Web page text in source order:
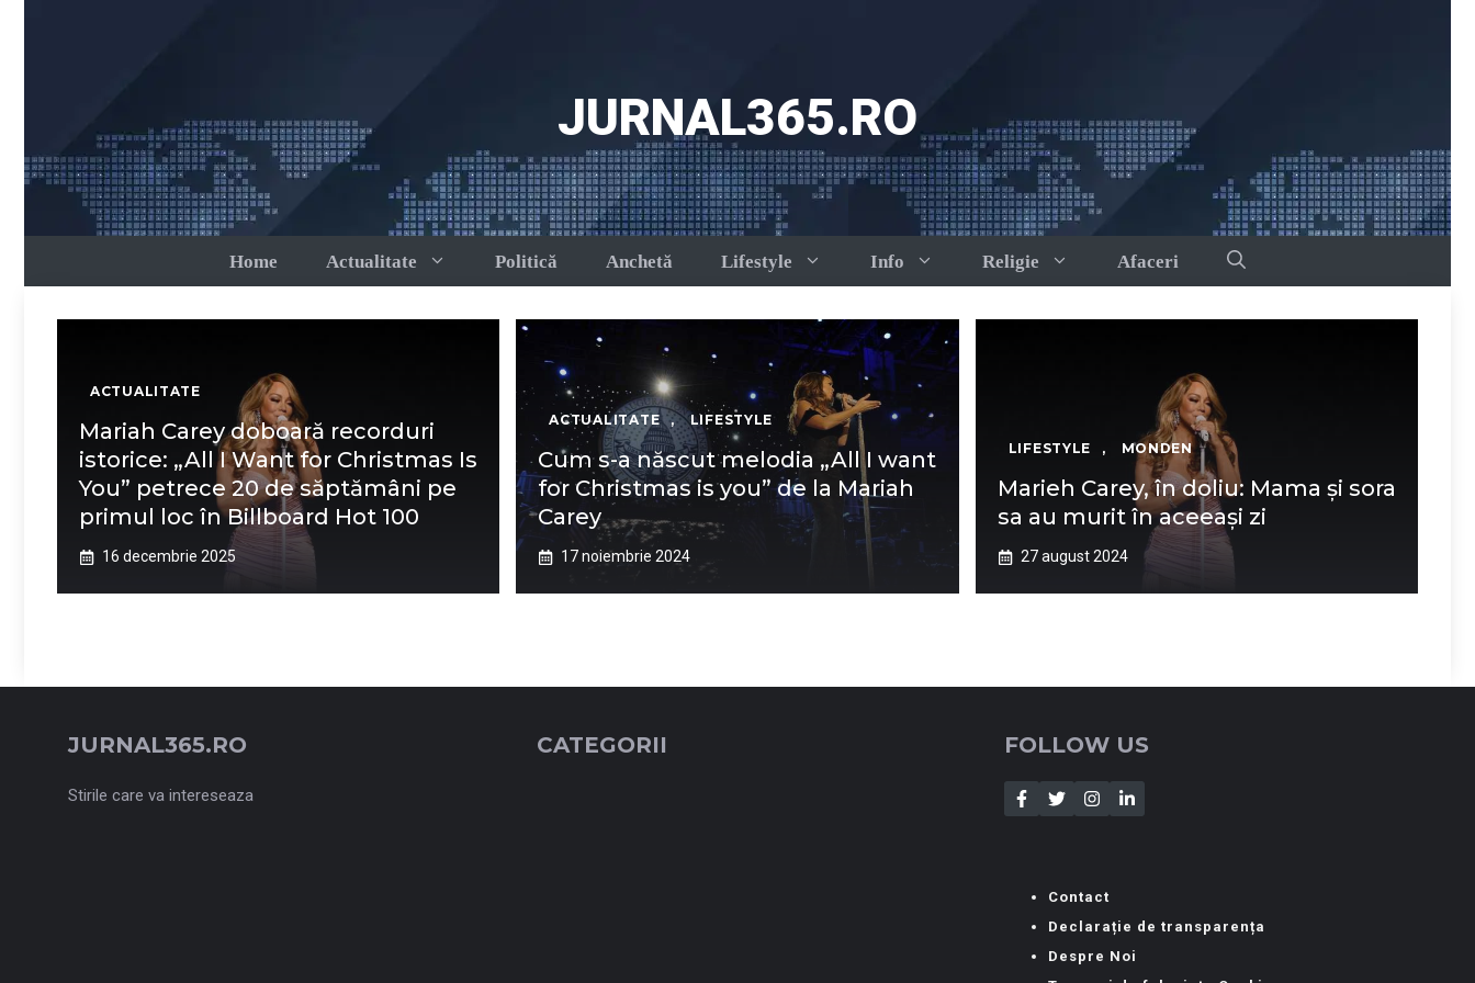
JURNAL365.RO
Home Actualitate Politică Anchetă Lifestyle Info Religie Afaceri
ACTUALITATE
Mariah Carey doboară recorduri
istorice: „All I Want for Christmas Is
You” petrece 20 de săptămâni pe
primul loc în Billboard Hot 100
16 decembrie 2025
ACTUALITATE , LIFESTYLE
Cum s-a născut melodia „All I want
for Christmas is you” de la Mariah
Carey
17 noiembrie 2024
LIFESTYLE , MONDEN
Marieh Carey, în doliu: Mama și sora
sa au murit în aceeași zi
27 august 2024
JURNAL365.RO
Stirile care va intereseaza
CATEGORII FOLLOW US
Contact
Declarație de transparența
Despre Noi